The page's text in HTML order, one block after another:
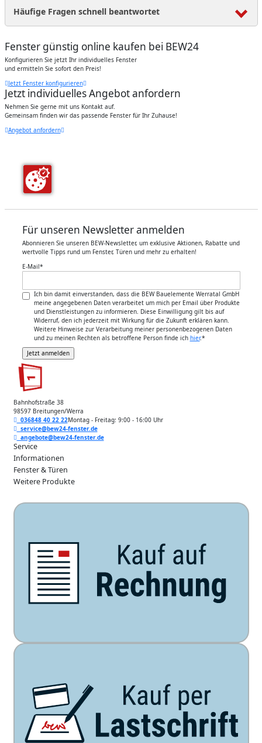
Häufige Fragen schnell beantwortet
Fenster günstig online kaufen bei BEW24
Konfigurieren Sie jetzt Ihr individuelles Fenster
und ermitteln Sie sofort den Preis!
Jetzt Fenster konfigurieren
Jetzt individuelles Angebot anfordern
Nehmen Sie gerne mit uns Kontakt auf.
Gemeinsam finden wir das passende Fenster für Ihr Zuhause!
Angebot anfordern
Für unseren Newsletter anmelden
Abonnieren Sie unseren BEW-Newsletter, um exklusive Aktionen, Rabatte und
wertvolle Tipps rund um Fenster, Türen und mehr zu erhalten!
E-Mail*
Ich bin damit einverstanden, dass die BEW Bauelemente Werratal GmbH
meine angegebenen Daten verarbeitet um mich per Email über Produkte
und Dienstleistungen zu informieren. Diese Einwilligung gilt bis auf
Widerruf, den ich jederzeit mit Wirkung für die Zukunft erklären kann.
Weitere Hinweise zur Verarbeitung meiner personenbezogenen Daten
und zu meinen Rechten als betroffene Person finde ich hier.*
Bahnhofstraße 38
98597 Breitungen/Werra
036848 40 22 22Montag - Freitag: 9:00 - 16:00 Uhr
service@bew24-fenster.de
angebote@bew24-fenster.de
Service
Informationen
Fenster & Türen
Weitere Produkte